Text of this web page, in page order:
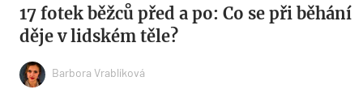
17 fotek běžců před a po: Co se při běhání
děje v lidském těle?
Barbora Vrablíková